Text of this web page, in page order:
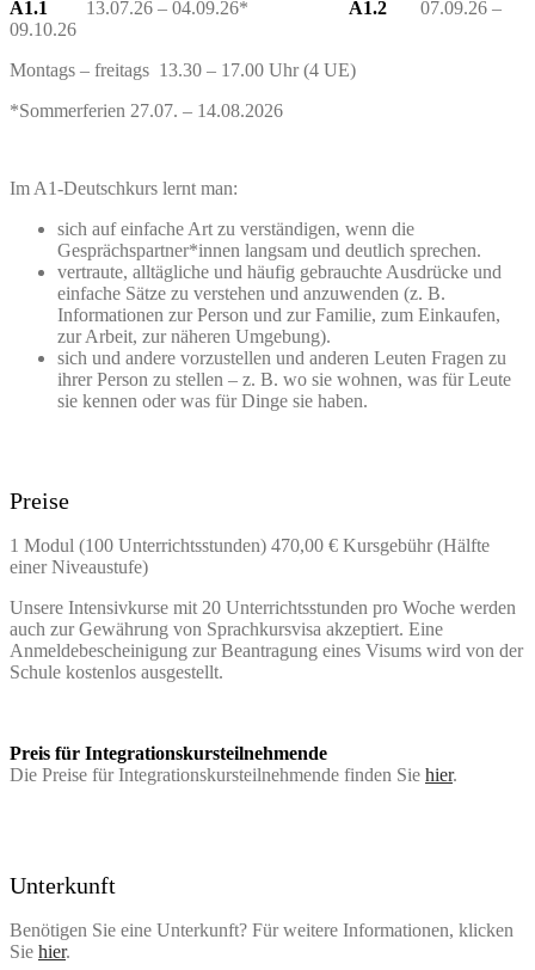
A1.1
13.07.26 – 04.09.26* A1.2 07.09.26 –
09.10.26
Montags – freitags 13.30 – 17.00 Uhr (4 UE)
*Sommerferien 27.07. – 14.08.2026
Im A1-Deutschkurs lernt man:
sich auf einfache Art zu verständigen, wenn die
Gesprächspartner*innen langsam und deutlich sprechen.
vertraute, alltägliche und häufig gebrauchte Ausdrücke und
einfache Sätze zu verstehen und anzuwenden (z. B.
Informationen zur Person und zur Familie, zum Einkaufen,
zur Arbeit, zur näheren Umgebung).
sich und andere vorzustellen und anderen Leuten Fragen zu
ihrer Person zu stellen – z. B. wo sie wohnen, was für Leute
sie kennen oder was für Dinge sie haben.
Preise
1 Modul (100 Unterrichtsstunden) 470,00 € Kursgebühr (Hälfte
einer Niveaustufe)
Unsere Intensivkurse mit 20 Unterrichtsstunden pro Woche werden
auch zur Gewährung von Sprachkursvisa akzeptiert. Eine
Anmeldebescheinigung zur Beantragung eines Visums wird von der
Schule kostenlos ausgestellt.
Preis für Integrationskursteilnehmende
Die Preise für Integrationskursteilnehmende finden Sie hier.
Unterkunft
Benötigen Sie eine Unterkunft? Für weitere Informationen, klicken
Sie hier.